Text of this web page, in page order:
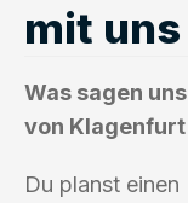
mit uns
Was sagen
von Klagenfurt
Du planst